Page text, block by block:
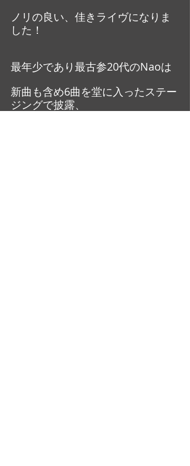
ノリの良い、佳きライヴになりま
した！
最年少であり最古参20代のNaoは
新曲も含め6曲を堂に入ったステー
ジングで披露、